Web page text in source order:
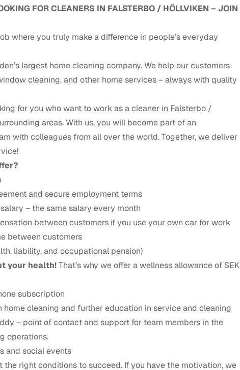
FOR CLEANERS IN FALSTERBO / HÖLLVIKEN – JOIN
where you truly make a difference in people’s everyday
largest home cleaning company. We help our customers
cleaning, and other home services – always with quality
for you who want to work as a cleaner in Falsterbo /
areas. With us, you will become part of an
with colleagues from all over the world. Together, we deliver
and secure employment terms
salary – the same salary every month
between customers if you use your own car for work
between customers
liability, and occupational pension)
your health!That’s why we offer a wellness allowance of SEK
subscription
home cleaning and further education in service and cleaning
– point of contact and support for team members in the
operations.
and social events
the right conditions to succeed. If you have the motivation, we